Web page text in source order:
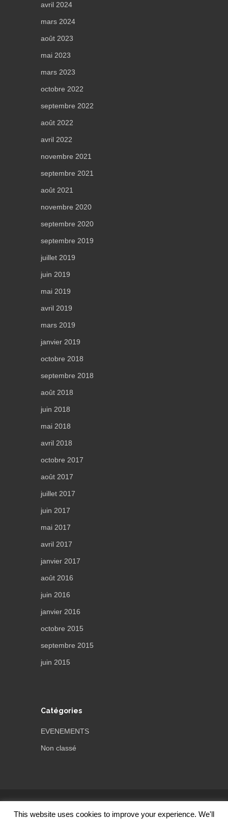
avril 2024
mars 2024
août 2023
mai 2023
mars 2023
octobre 2022
septembre 2022
août 2022
avril 2022
novembre 2021
septembre 2021
août 2021
novembre 2020
septembre 2020
septembre 2019
juillet 2019
juin 2019
mai 2019
avril 2019
mars 2019
janvier 2019
octobre 2018
septembre 2018
août 2018
juin 2018
mai 2018
avril 2018
octobre 2017
août 2017
juillet 2017
juin 2017
mai 2017
avril 2017
janvier 2017
août 2016
juin 2016
janvier 2016
octobre 2015
septembre 2015
juin 2015
Catégories
EVENEMENTS
Non classé
Thème parThemeTrust
This website uses cookies to improve your experience. We'll